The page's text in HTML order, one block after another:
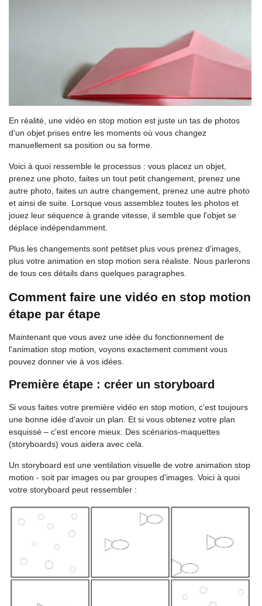
En réalité, une vidéo en stop motion est juste un tas de photos
d'un objet prises entre les moments où vous changez
manuellement sa position ou sa forme.
Voici à quoi ressemble le processus : vous placez un objet,
prenez une photo, faites un tout petit changement, prenez une
autre photo, faites un autre changement, prenez une autre photo
et ainsi de suite. Lorsque vous assemblez toutes les photos et
jouez leur séquence à grande vitesse, il semble que l'objet se
déplace indépendamment.
Plus les changements sont petitset plus vous prenez d'images,
plus votre animation en stop motion sera réaliste. Nous parlerons
de tous ces détails dans quelques paragraphes.
Comment faire une vidéo en stop motion
étape par étape
Maintenant que vous avez une idée du fonctionnement de
l'animation stop motion, voyons exactement comment vous
pouvez donner vie à vos idées.
Première étape : créer un storyboard
Si vous faites votre première vidéo en stop motion, c'est toujours
une bonne idée d'avoir un plan. Et si vous obtenez votre plan
esquissé – c'est encore mieux. Des scénarios-maquettes
(storyboards) vous aidera avec cela.
Un storyboard est une ventilation visuelle de votre animation stop
motion - soit par images ou par groupes d'images. Voici à quoi
votre storyboard peut ressembler :